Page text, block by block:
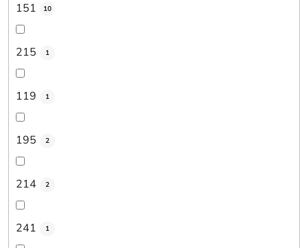
151 10
215 1
119 1
195 2
214 2
241 1